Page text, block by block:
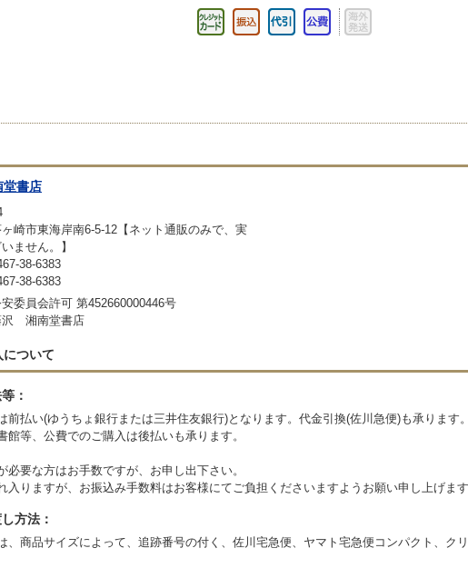
書店
崎市東海岸南6-5-12【ネット通販のみで、実
ません。】
38-6383
38-6383
委員会許可 第452660000446号
湘南堂書店
ついて
：
前払い(ゆうちょ銀行または三井住友銀行)となります。代金引換(佐川急便)も承ります。
館等、公費でのご購入は後払いも承ります。
必要な方はお手数ですが、お申し出下さい。
入りますが、お振込み手数料はお客様にてご負担くださいますようお願い申し上げます
方法：
、商品サイズによって、追跡番号の付く、佐川宅急便、ヤマト宅急便コンパクト、ク